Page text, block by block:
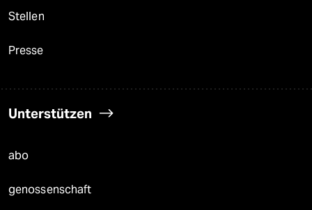
Stellen
Presse
Unterstützen
abo
genossenschaft